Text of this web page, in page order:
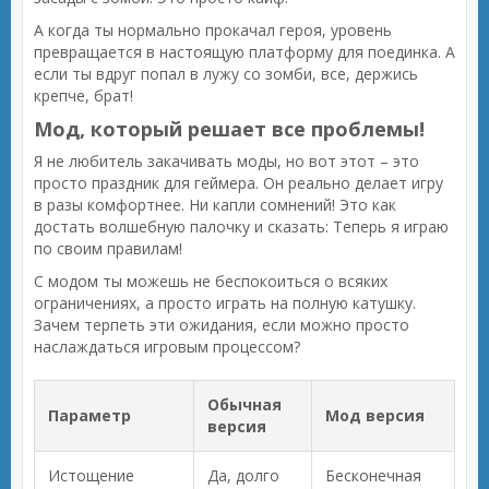
А когда ты нормально прокачал героя, уровень
превращается в настоящую платформу для поединка. А
если ты вдруг попал в лужу со зомби, все, держись
крепче, брат!
Мод, который решает все проблемы!
Я не любитель закачивать моды, но вот этот – это
просто праздник для геймера. Он реально делает игру
в разы комфортнее. Ни капли сомнений! Это как
достать волшебную палочку и сказать: Теперь я играю
по своим правилам!
С модом ты можешь не беспокоиться о всяких
ограничениях, а просто играть на полную катушку.
Зачем терпеть эти ожидания, если можно просто
наслаждаться игровым процессом?
Параметр
Обычная
версия
Мод версия
Истощение
Да, долго
Бесконечная